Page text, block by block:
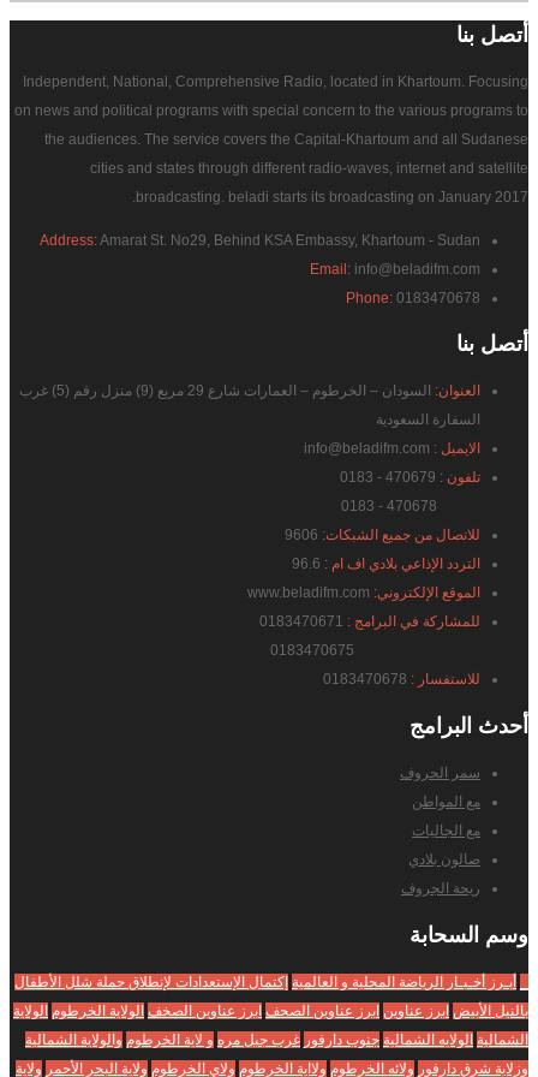
أتصل بنا
Independent, National, Comprehensive Radio, located in Khartoum. Focusing
on news and political programs with special concern to the various programs to
the audiences. The service covers the Capital-Khartoum and all Sudanese
cities and states through different radio-waves, internet and satellite
broadcasting. beladi starts its broadcasting on January 2017.
Address:Amarat St. No29, Behind KSA Embassy, Khartoum - Sudan
Email: info@beladifm.com
Phone: 0183470678
أتصل بنا
العنوان:
السودان – الخرطوم – العمارات شارع 29 مربع (9) منزل رقم (5) غرب
السفارة السعودية
الايميل :
تلفون :
للاتصال من جميع الشبكات:
التردد الإذاعي بلادي اف ام :
الموقع الإلكتروني:
للمشاركة في البرامج :
للاستفسار :
أحدث البرامج
سمر الحروف
مع المواطن
مع الجاليات
صالون بلادي
ريحة الجروف
وسم السحابة
أبـرز أخـبـار الرياضة المحلية و العالمية إكتمال الإستعدادات لإنطلاق حملة شلل الأطفال
بالنيل الأبيض ابرز عناوين ابرز عناوين الصحف ابرز عناوين الصخف الولاية الخرطوم الولاية
الشمالية الولايه الشمالية جنوب دارفور غرب جبل مره و لاية الخرطوم والولاية الشمالية
وزلاية شرق دارفور ولائه الخرطوم ولااية الخرطوم ولاي الخرطوم ولاية البحر الأحمر ولاية